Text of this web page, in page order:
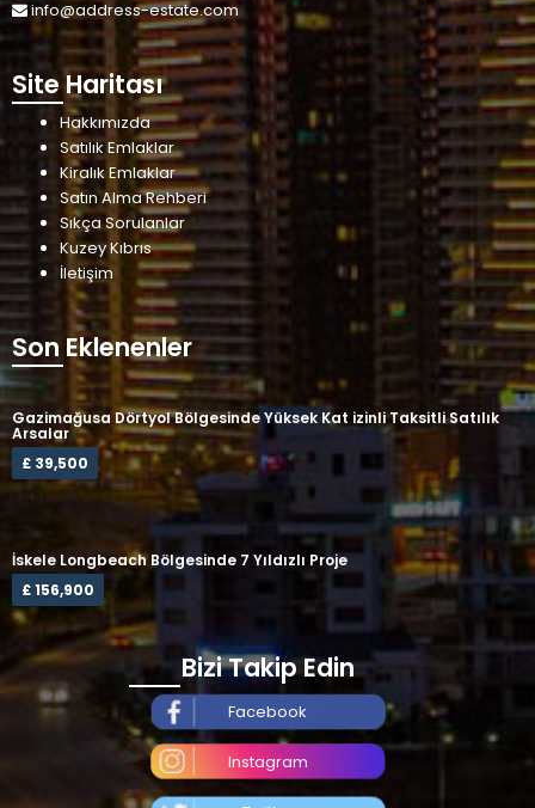
info@address-estate.com
Site Haritası
Hakkımızda
Satılık Emlaklar
Kiralık Emlaklar
Satın Alma Rehberi
Sıkça Sorulanlar
Kuzey Kıbrıs
İletişim
Son Eklenenler
Gazimağusa Dörtyol Bölgesinde Yüksek Kat izinli Taksitli Satılık
Arsalar
£ 39,500
İskele Longbeach Bölgesinde 7 Yıldızlı Proje
£ 156,900
Bizi Takip Edin
Facebook
Instagram